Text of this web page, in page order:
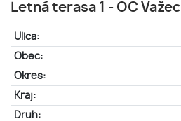
Letná terasa 1 - OC Važec
Ulica:
Obec:
Okres:
Kraj:
Druh: